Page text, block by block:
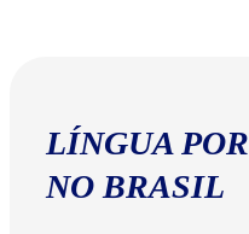
LÍNGUA
NO BRASIL